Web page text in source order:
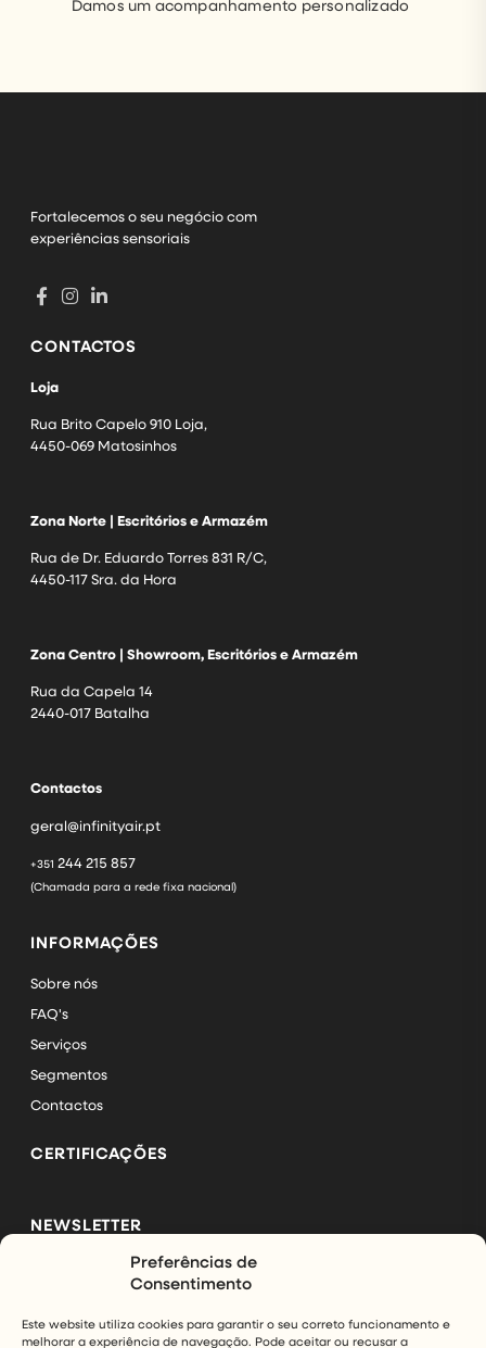
Preferências de
Consentimento
Este website utiliza cookies para garantir o seu correto funcionamento e
melhorar a experiência de navegação. Pode aceitar ou recusar a
Damos um acompanhamento personalizado
Fortalecemos o seu negócio com
experiências sensoriais
CONTACTOS
Loja
Rua Brito Capelo 910 Loja,
4450-069 Matosinhos
Zona Norte | Escritórios e Armazém
Rua de Dr. Eduardo Torres 831 R/C,
4450-117 Sra. da Hora
Zona Centro | Showroom, Escritórios e Armazém
Rua da Capela 14
2440-017 Batalha
Contactos
geral@infinityair.pt
+351 244 215 857
(Chamada para a rede fixa nacional)
INFORMAÇÕES
Sobre nós
FAQ's
Serviços
Segmentos
Contactos
CERTIFICAÇÕES
NEWSLETTER
Subscreva a nossa newsletter e mantenha-se a par das
últimas novidades da InfinityAir.